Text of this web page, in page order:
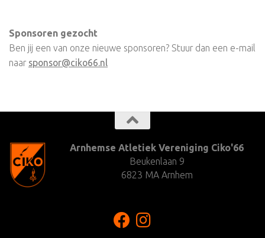
Sponsoren gezocht
Ben jij een van onze nieuwe sponsoren? Stuur dan een e-mail
naar sponsor@ciko66.nl
Arnhemse Atletiek Vereniging Ciko'66
Beukenlaan 9
6823 MA Arnhem